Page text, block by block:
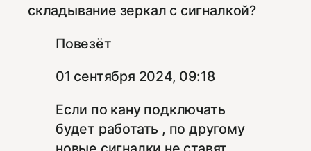
складывание зеркал с сигналкой?
Повезёт
01 сентября 2024, 09:18
Если по кану подключать
будет работать , по другому